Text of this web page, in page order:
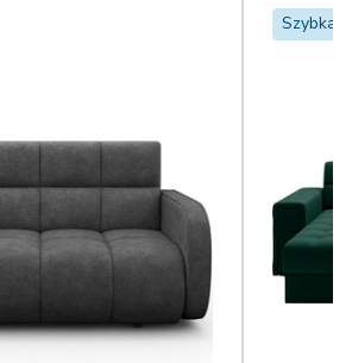
Szybka